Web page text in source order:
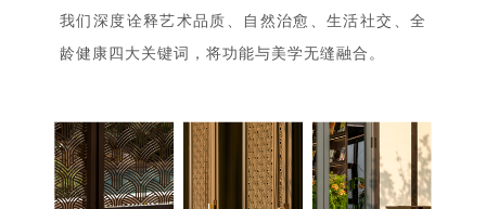
我们深度诠释艺术品质、自然治愈、生活社交、全
龄健康四大关键词，将功能与美学无缝融合。